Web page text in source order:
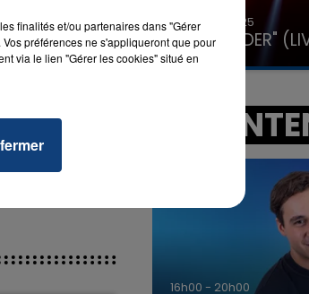
31 janvier 2025
GIMS "SPIDER"
A
7h00 - 12h00
finalités et/ou partenaires dans "Gérer
préférences ne s'appliqueront que pour
via le lien "Gérer les cookies" situé en